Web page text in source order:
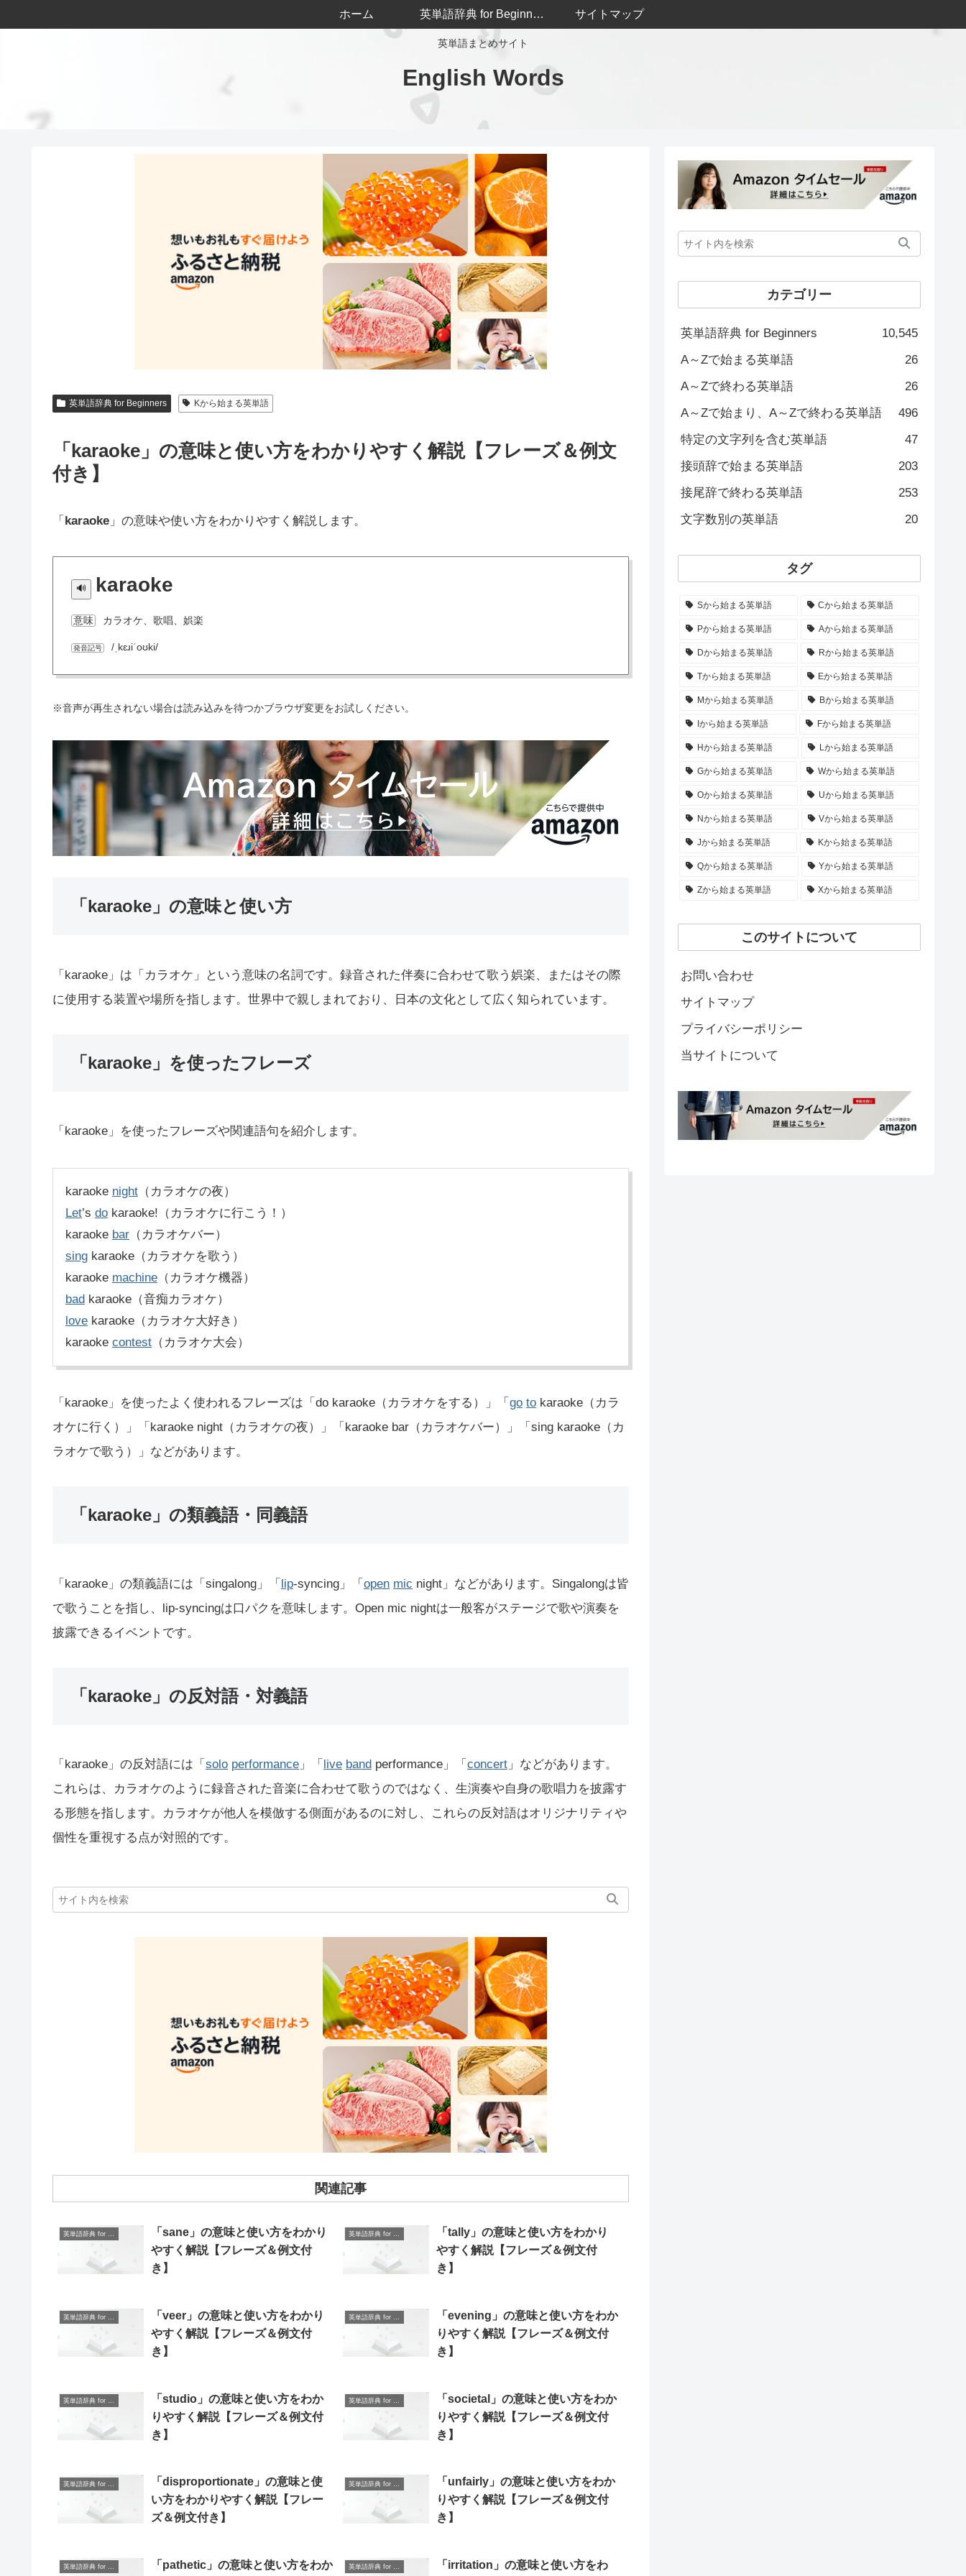
英単語まとめサイト
English Words
ホーム 英単語辞典 for Beginners サイトマップ
英単語辞典 for Beginners Kから始まる英単語
「karaoke」の意味と使い方をわかりやすく解説【フレーズ＆例文
付き】
「 karaoke 」の意味や使い方をわかりやすく解説します。
karaoke
意味 カラオケ、歌唱、娯楽
発音記号 /ˌkɛɹiˈoʊki/
※音声が再生されない場合は読み込みを待つかブラウザ変更をお試しください。
「karaoke」の意味と使い方
「karaoke」は「カラオケ」という意味の名詞です。録音された伴奏に合わせて歌う娯楽、またはその際
に使用する装置や場所を指します。世界中で親しまれており、日本の文化として広く知られています。
「karaoke」を使ったフレーズ
「karaoke」を使ったフレーズや関連語句を紹介します。
karaoke night （カラオケの夜）
Let’s do karaoke!（カラオケに行こう！）
karaoke bar （カラオケバー）
sing karaoke（カラオケを歌う）
karaoke machine （カラオケ機器）
bad karaoke（音痴カラオケ）
love karaoke（カラオケ大好き）
karaoke contest （カラオケ大会）
「karaoke」を使ったよく使われるフレーズは「do karaoke（カラオケをする）」「 go to karaoke（カラ
オケに行く）」「karaoke night（カラオケの夜）」「karaoke bar（カラオケバー）」「sing karaoke（カ
ラオケで歌う）」などがあります。
「karaoke」の類義語・同義語
「karaoke」の類義語には「singalong」「 lip-syncing」「 open mic night」などがあります。Singalongは皆
で歌うことを指し、lip-syncingは口パクを意味します。Open mic nightは一般客がステージで歌や演奏を
披露できるイベントです。
「karaoke」の反対語・対義語
「karaoke」の反対語には「 solo performance 」「 live band performance」「 concert 」などがあります。
これらは、カラオケのように録音された音楽に合わせて歌うのではなく、生演奏や自身の歌唱力を披露す
る形態を指します。カラオケが他人を模倣する側面があるのに対し、これらの反対語はオリジナリティや
個性を重視する点が対照的です。
関連記事
英単語辞典 for Beginners
「sane」の意味と使い方をわかり
やすく解説【フレーズ＆例文付
き】
英単語辞典 for Beginners
「tally」の意味と使い方をわかり
やすく解説【フレーズ＆例文付
き】
「veer」の意味と使い方をわかり
やすく解説【フレーズ＆例文付
き】
「evening」の意味と使い方をわか
りやすく解説【フレーズ＆例文付
き】
「studio」の意味と使い方をわか
りやすく解説【フレーズ＆例文付
き】
「societal」の意味と使い方をわか
りやすく解説【フレーズ＆例文付
き】
「disproportionate」の意味と使
い方をわかりやすく解説【フレー
ズ＆例文付き】
「unfairly」の意味と使い方をわか
りやすく解説【フレーズ＆例文付
き】
英単語辞典 for Beginners 「pathetic」の意味と使い方をわか 英単語辞典 for Beginners 「irritation」の意味と使い方をわ
カテゴリー
英単語辞典 for Beginners
10,545
A～Zで始まる英単語
26
A～Zで終わる英単語
26
A～Zで始まり、A～Zで終わる英単語
496
特定の文字列を含む英単語
47
接頭辞で始まる英単語
203
接尾辞で終わる英単語
253
文字数別の英単語
20
タグ
Sから始まる英単語 Cから始まる英単語
Pから始まる英単語 Aから始まる英単語
Dから始まる英単語 Rから始まる英単語
Tから始まる英単語 Eから始まる英単語
Mから始まる英単語 Bから始まる英単語
Iから始まる英単語 Fから始まる英単語
Hから始まる英単語 Lから始まる英単語
Gから始まる英単語 Wから始まる英単語
Oから始まる英単語 Uから始まる英単語
Nから始まる英単語 Vから始まる英単語
Jから始まる英単語 Kから始まる英単語
Qから始まる英単語 Yから始まる英単語
Zから始まる英単語 Xから始まる英単語
このサイトについて
お問い合わせ
サイトマップ
プライバシーポリシー
当サイトについて